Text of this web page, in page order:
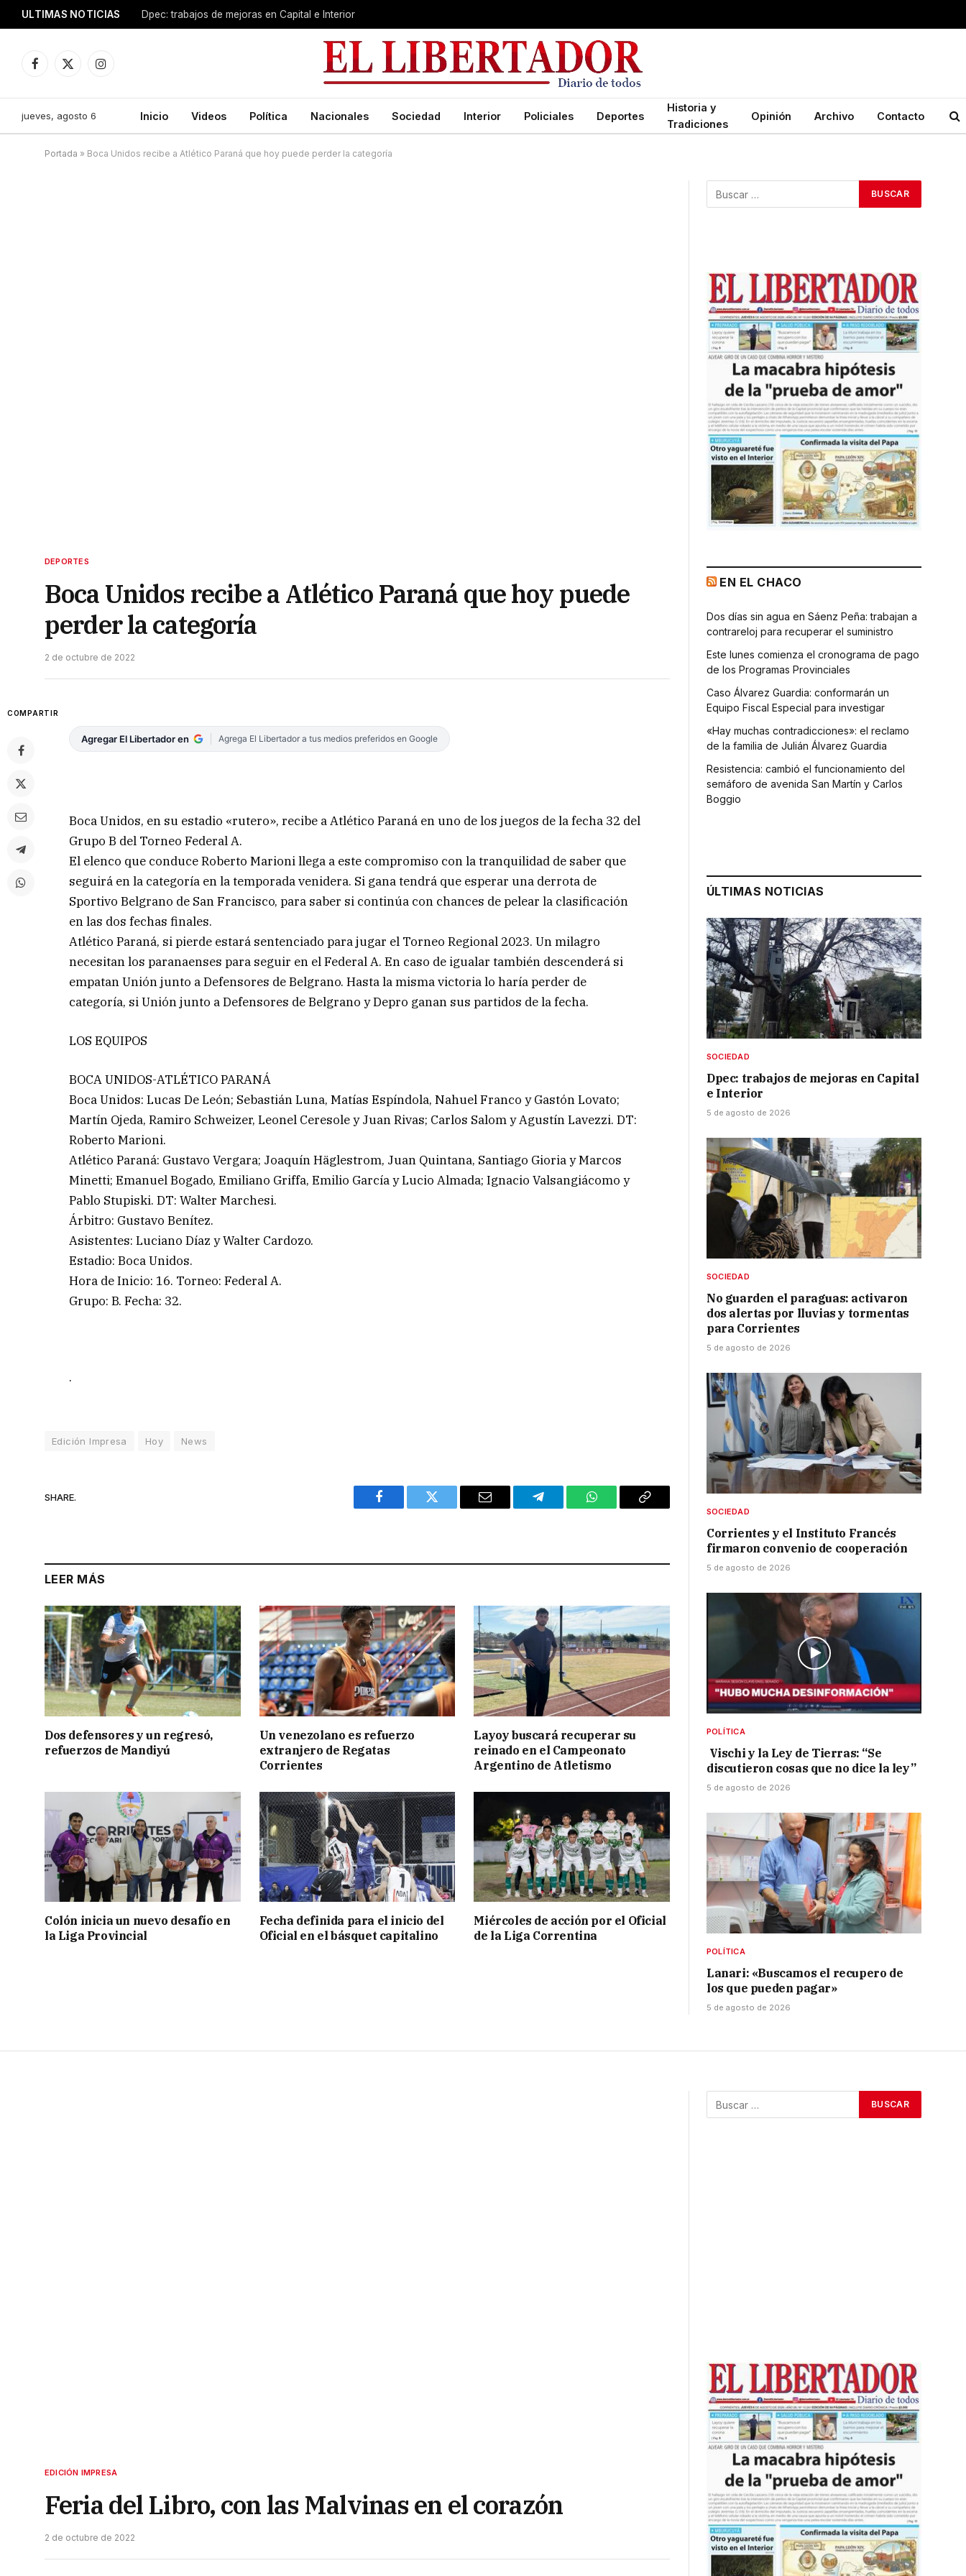
ULTIMAS NOTICIAS Dpec: trabajos de mejoras en Capital e Interior
Facebook
X
Instagram
jueves, agosto 6 Inicio Videos Política Nacionales Sociedad Interior Policiales Deportes
Historia y
Tradiciones
Opinión Archivo Contacto
Portada » Boca Unidos recibe a Atlético Paraná que hoy puede perder la categoría
DEPORTES
Boca Unidos recibe a Atlético Paraná que hoy puede
perder la categoría
2 de octubre de 2022
COMPARTIR
Agregar El Libertador en Agrega El Libertador a tus medios preferidos en Google
Boca Unidos, en su estadio «rutero», recibe a Atlético Paraná en uno de los juegos de la fecha 32 del
Grupo B del Torneo Federal A.
El elenco que conduce Roberto Marioni llega a este compromiso con la tranquilidad de saber que
seguirá en la categoría en la temporada venidera. Si gana tendrá que esperar una derrota de
Sportivo Belgrano de San Francisco, para saber si continúa con chances de pelear la clasificación
en las dos fechas finales.
Atlético Paraná, si pierde estará sentenciado para jugar el Torneo Regional 2023. Un milagro
necesitan los paranaenses para seguir en el Federal A. En caso de igualar también descenderá si
empatan Unión junto a Defensores de Belgrano. Hasta la misma victoria lo haría perder de
categoría, si Unión junto a Defensores de Belgrano y Depro ganan sus partidos de la fecha.
LOS EQUIPOS
BOCA UNIDOS-ATLÉTICO PARANÁ
Boca Unidos: Lucas De León; Sebastián Luna, Matías Espíndola, Nahuel Franco y Gastón Lovato;
Martín Ojeda, Ramiro Schweizer, Leonel Ceresole y Juan Rivas; Carlos Salom y Agustín Lavezzi. DT:
Roberto Marioni.
Atlético Paraná: Gustavo Vergara; Joaquín Häglestrom, Juan Quintana, Santiago Gioria y Marcos
Minetti; Emanuel Bogado, Emiliano Griffa, Emilio García y Lucio Almada; Ignacio Valsangiácomo y
Pablo Stupiski. DT: Walter Marchesi.
Árbitro: Gustavo Benítez.
Asistentes: Luciano Díaz y Walter Cardozo.
Estadio: Boca Unidos.
Hora de Inicio: 16. Torneo: Federal A.
Grupo: B. Fecha: 32.
.
Edición Impresa Hoy News
SHARE.
Facebook Twitter Email Telegram WhatsAppCopy
LEER MÁS
Dos defensores y un regresó,
refuerzos de Mandiyú
Un venezolano es refuerzo
extranjero de Regatas
Corrientes
Layoy buscará recuperar su
reinado en el Campeonato
Argentino de Atletismo
Colón inicia un nuevo desafío en
la Liga Provincial
Fecha definida para el inicio del
Oficial en el básquet capitalino
Miércoles de acción por el Oficial
de la Liga Correntina
EN EL CHACO
Dos días sin agua en Sáenz Peña: trabajan a
contrareloj para recuperar el suministro
Este lunes comienza el cronograma de pago
de los Programas Provinciales
Caso Álvarez Guardia: conformarán un
Equipo Fiscal Especial para investigar
«Hay muchas contradicciones»: el reclamo
de la familia de Julián Álvarez Guardia
Resistencia: cambió el funcionamiento del
semáforo de avenida San Martín y Carlos
Boggio
ÚLTIMAS NOTICIAS
SOCIEDAD
Dpec: trabajos de mejoras en Capital
e Interior
5 de agosto de 2026
SOCIEDAD
No guarden el paraguas: activaron
dos alertas por lluvias y tormentas
para Corrientes
5 de agosto de 2026
SOCIEDAD
Corrientes y el Instituto Francés
firmaron convenio de cooperación
5 de agosto de 2026
POLÍTICA
Vischi y la Ley de Tierras: “Se
discutieron cosas que no dice la ley”
5 de agosto de 2026
POLÍTICA
Lanari: «Buscamos el recupero de
los que pueden pagar»
5 de agosto de 2026
EDICIÓN IMPRESA
Feria del Libro, con las Malvinas en el corazón
2 de octubre de 2022